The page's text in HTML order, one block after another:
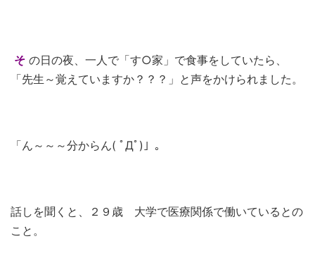
そ の日の夜、一人で「す○家」で食事をしていたら、
「先生～覚えていますか？？？」と声をかけられました。
「ん～～～分からん( ﾟДﾟ)」。
話しを聞くと、２９歳 大学で医療関係で働いているとの
こと。